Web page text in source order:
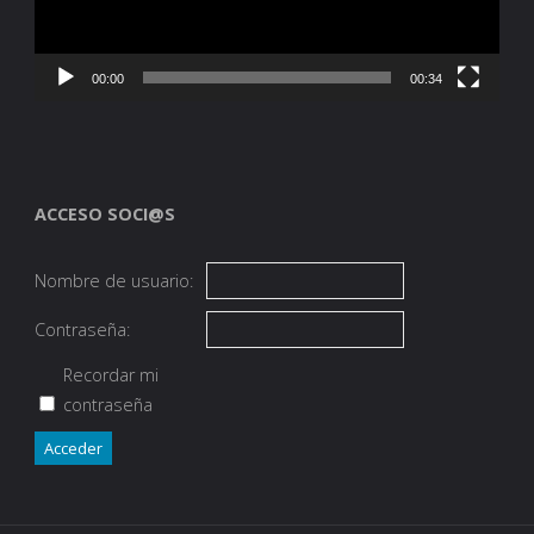
00:00 00:34
ACCESO SOCI@S
Nombre de usuario:
Contraseña:
Recordar mi
contraseña
Acceder